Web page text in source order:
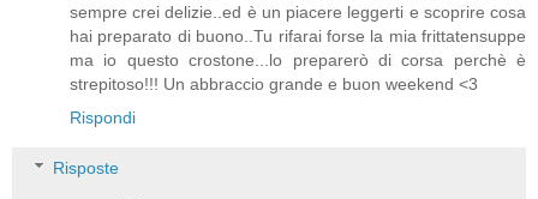
sempre crei delizie..ed è un piacere leggerti e scoprire cosa
hai preparato di buono..Tu rifarai forse la mia frittatensuppe
ma io questo crostone...lo preparerò di corsa perchè è
strepitoso!!! Un abbraccio grande e buon weekend <3
Rispondi
Risposte